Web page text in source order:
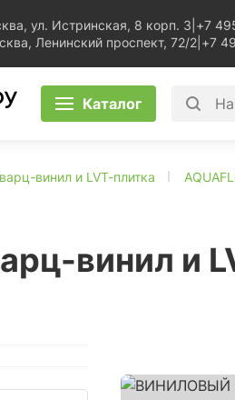
ул. Истринская, 8 корп. 3 +7
Ленинский проспект, 72/2 +7
Каталог
винил и LVT-плитка
винил и